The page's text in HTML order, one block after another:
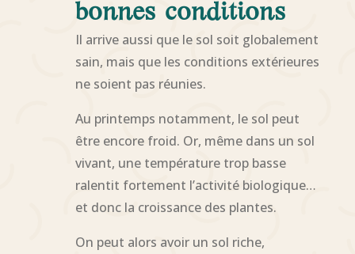
bonnes conditions
Il arrive aussi que le sol soit globalement
sain, mais que les conditions extérieures
ne soient pas réunies.
Au printemps notamment, le sol peut
être encore froid. Or, même dans un sol
vivant, une température trop basse
ralentit fortement l’activité biologique…
et donc la croissance des plantes.
On peut alors avoir un sol riche,